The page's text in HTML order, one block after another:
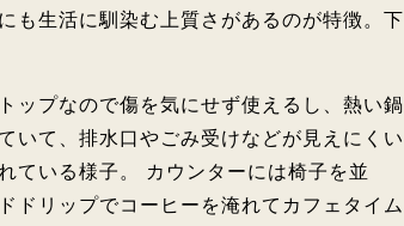
も生活に馴染む上質さがあるのが特徴。下
ップなので傷を気にせず使えるし、熱い鍋
いて、排水口やごみ受けなどが見えにくい
ている様子。 カウンターには椅子を並
ドリップでコーヒーを淹れてカフェタイム